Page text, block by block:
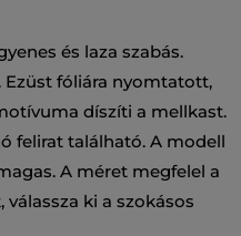
és laza szabás.
fóliára nyomtatott,
díszíti a mellkast.
felirat található. A modell
A méret megfelel a
ki a szokásos